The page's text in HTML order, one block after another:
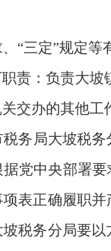
“三定”规定等
责： 负责大坡
交办的其他工
务局大坡税
党中央部署要
表正确履职
税务分局要